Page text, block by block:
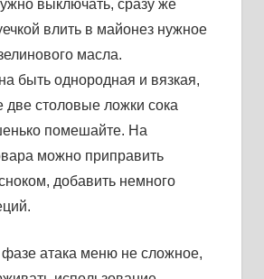
выключать, сразу же
влить в майонез нужное
масла.
быть однородная и вязкая,
две столовые ложки сока
помешайте. На
можно приправить
добавить немного
фазе атака меню не сложное,